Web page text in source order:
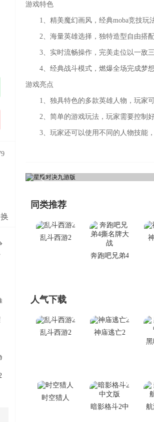
游戏特色
1、精美魔幻画风，经典moba竞技玩
2、海量英雄选择，独特造型自由搭配
3、实时流畅操作，完美走位以一敌三
4、经典战斗模式，燃爆全场完成梦想
游戏亮点
1、独具特色的多款英雄人物，玩家
2、简单的游戏玩法，玩家需要控制
3、玩家还可以使用不同的人物技能
同类推荐
乱斗西游2
奔跑吧兄弟4
人气下载
乱斗西游2
神庙逃亡2
黑
时空猎人
暗影格斗2中